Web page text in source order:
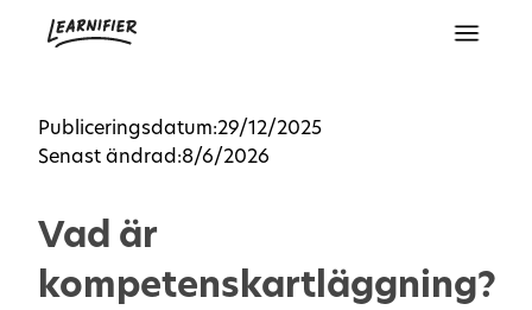
Publiceringsdatum:29/12/2025
Senast ändrad:8/6/2026
Vad är
kompetenskartläggning?